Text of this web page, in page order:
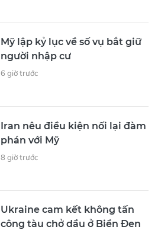
Mỹ lập kỷ lục về số vụ bắt giữ
người nhập cư
6 giờ trước
Iran nêu điều kiện nối lại đàm
phán với Mỹ
8 giờ trước
Ukraine cam kết không tấn
công tàu chở dầu ở Biển Đen